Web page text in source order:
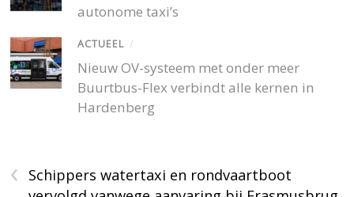
autonome taxi’s
ACTUEEL /
Nieuw OV-systeem met onder meer
Buurtbus-Flex verbindt alle kernen in
Hardenberg
‹
Schippers watertaxi en rondvaartboot